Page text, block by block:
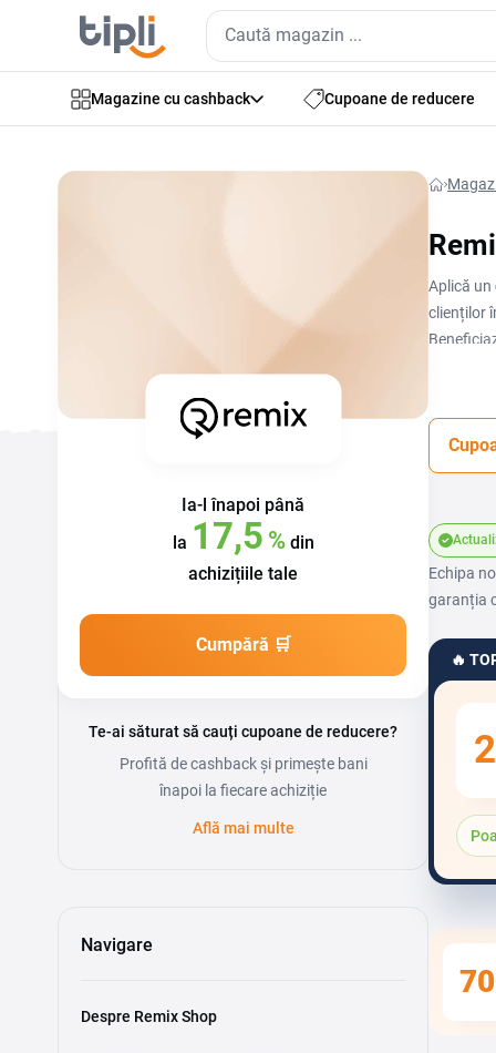
Magazine cu cashback Cupoane de reducere
Ia-l înapoi până
la 17,5 %din
achizițiile tale
Cumpără 🛒
Te-ai săturat să cauți cupoane de reducere?
Profită de cashback și primește bani
înapoi la fiecare achiziție
Află mai multe
Navigare
Despre Remix Shop
Aplică un
clienților
Echipa
garanția
🔥
70